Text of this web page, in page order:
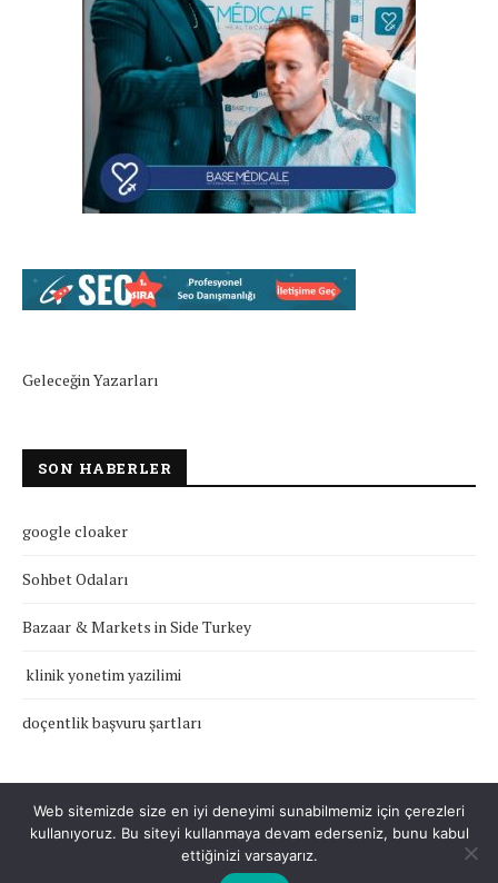
Geleceğin Yazarları
SON HABERLER
google cloaker
Sohbet Odaları
Bazaar & Markets in Side Turkey
klinik yonetim yazilimi
doçentlik başvuru şartları
Gizlilik Politikası Hakkımızda
Web sitemizde size en iyi deneyimi sunabilmemiz için çerezleri
kullanıyoruz. Bu siteyi kullanmaya devam ederseniz, bunu kabul
ettiğinizi varsayarız.